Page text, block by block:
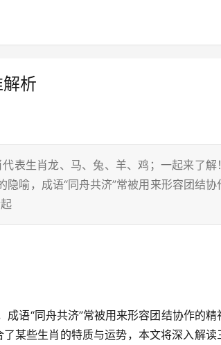
析
表生肖龙、马、兔、羊、鸡；一起来了解！
喻，成语“同舟共济”常被用来形容团结协
语“同舟共济”常被用来形容团结协作的精
某些生肖的特质与运势，本文将深入解读